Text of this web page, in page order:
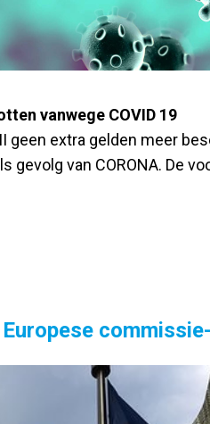
vanwege COVID 19
geen extra gelden meer
gevolg van CORONA. De